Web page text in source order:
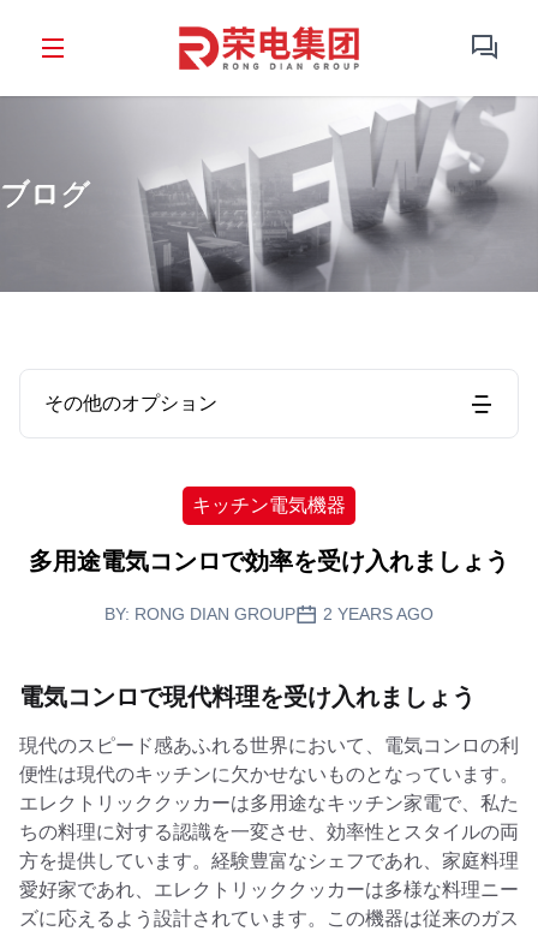
ブログ
その他のオプション
キッチン電気機器
多用途電気コンロで効率を受け入れましょう
BY: RONG DIAN GROUP 2 YEARS AGO
電気コンロで現代料理を受け入れましょう
現代のスピード感あふれる世界において、電気コンロの利
便性は現代のキッチンに欠かせないものとなっています。
エレクトリッククッカーは多用途なキッチン家電で、私た
ちの料理に対する認識を一変させ、効率性とスタイルの両
方を提供しています。経験豊富なシェフであれ、家庭料理
愛好家であれ、エレクトリッククッカーは多様な料理ニー
ズに応えるよう設計されています。この機器は従来のガス